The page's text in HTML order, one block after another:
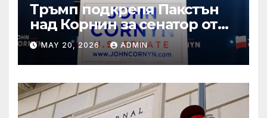
Тръмп подкрепя Пакстън
над Корнин за сенатор от
Тексас в шокираща
подкрепа
MAY 20, 2026 ADMIN